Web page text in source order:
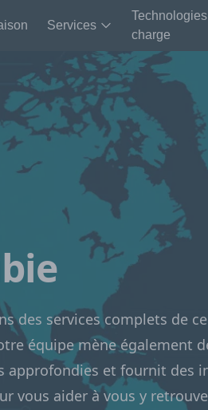
Services
charge
des services complets de
équipe mène également
approfondies et fournit des
vous aider à vous y